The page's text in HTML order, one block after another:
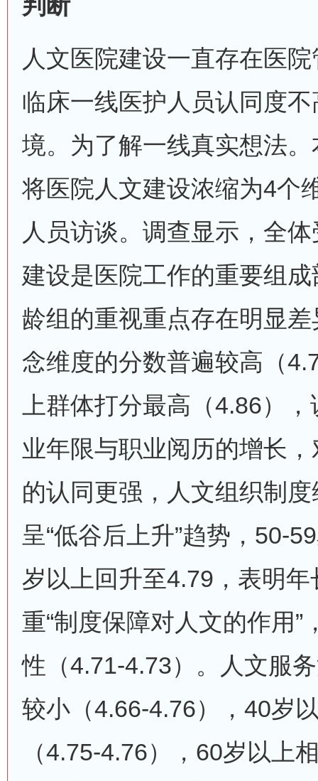
人文医院建设一直存在医
临床一线医护人员认同度
境。为了解一线真实想法
将医院人文建设浓缩为4个
人员访谈。调查显示，全
建设是医院工作的重要组
龄组的重视重点存在明显
念维度的分数普遍较高（
上群体打分最高（4.86）
业年限与职业阅历的增长，
的认同更强，人文组织制
呈“低谷后上升”趋势，50-
岁以上回升至4.79，表明
重“制度保障对人文的作用”
性（4.71-4.73）。人文服
较小（4.66-4.76），40岁
（4.75-4.76），60岁以上